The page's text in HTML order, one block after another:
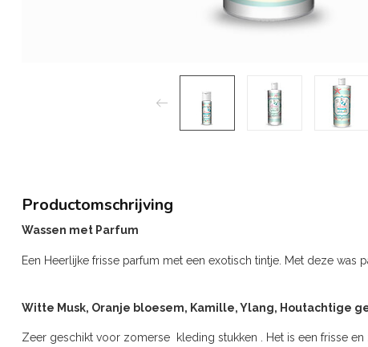
Productomschrijving
Wassen met Parfum
Een Heerlijke frisse parfum met een exotisch tintje. Met deze was
Witte Musk, Oranje bloesem, Kamille, Ylang, Houtachtige
Zeer geschikt voor zomerse kleding stukken . Het is een frisse en